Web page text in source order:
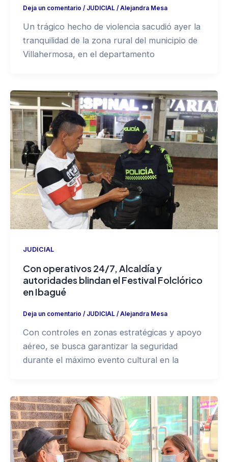
Deja un comentario / JUDICIAL/Alejandra Mesa
Un trágico hecho de violencia sacudió ayer la
tranquilidad de la zona rural del municipio de
Villahermosa, en el departamento
JUDICIAL
Con operativos 24/7, Alcaldía y
autoridades blindan el Festival Folclórico
en Ibagué
Deja un comentario / JUDICIAL/Alejandra Mesa
Con controles en zonas estratégicas y apoyo
aéreo, se busca garantizar la seguridad
durante el máximo evento cultural en la